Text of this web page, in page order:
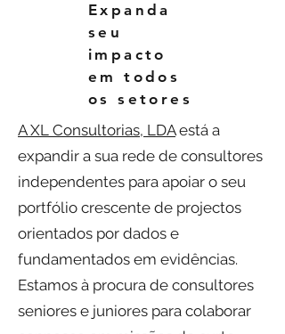
Expanda
seu
impacto
em todos
os setores
A XL Consultorias, LDAestá a
expandir a sua rede de consultores
independentes para apoiar o seu
portfólio crescente de projectos
orientados por dados e
fundamentados em evidências.
Estamos à procura de consultores
seniores e juniores para colaborar